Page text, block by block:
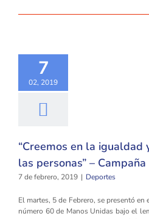
7
02, 2019
“Creemos en la igualdad
las personas” –
7 de febrero, 2019 | Deportes
El martes, 5 de Febrero, se presentó
número 60 de Manos Unidas bajo el